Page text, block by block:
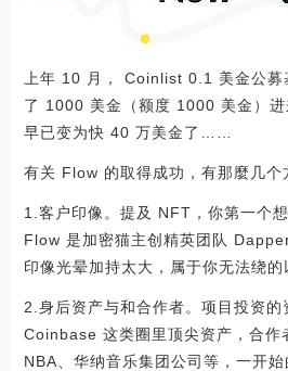
上年 10 月， Coinlist 0.1 美金公募
了 1000 美金（额度 1000 美金）
早已变为快 40 万美金了……
有关 Flow 的取得成功，有那麼几个
1.客户印像。提及 NFT，你第一个
Flow 是加密猫主创精英团队
印像光晕加持太大，属于你无法绕的
2.身后资产与和合作者。项目投资的
Coinbase 这类圈里顶尖资产，合作
NBA、华纳音乐集团公司等，一开始